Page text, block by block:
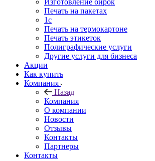
Изготовление бирок
Печать на пакетах
1c
Печать на термокартоне
Печать этикеток
Полиграфические услуги
Другие услуги для бизнеса
Акции
Как купить
Компания
Назад
Компания
О компании
Новости
Отзывы
Контакты
Партнеры
Контакты